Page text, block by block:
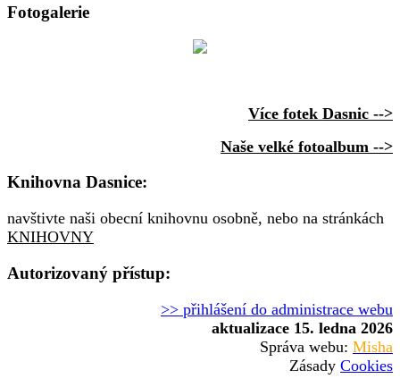
Fotogalerie
Více fotek Dasnic -->
Naše velké fotoalbum -->
Knihovna Dasnice:
navštivte naši obecní knihovnu osobně, nebo na stránkách
KNIHOVNY
Autorizovaný přístup:
>> přihlášení do administrace webu
aktualizace 15. ledna 2026
Správa webu: Misha
Zásady Cookies